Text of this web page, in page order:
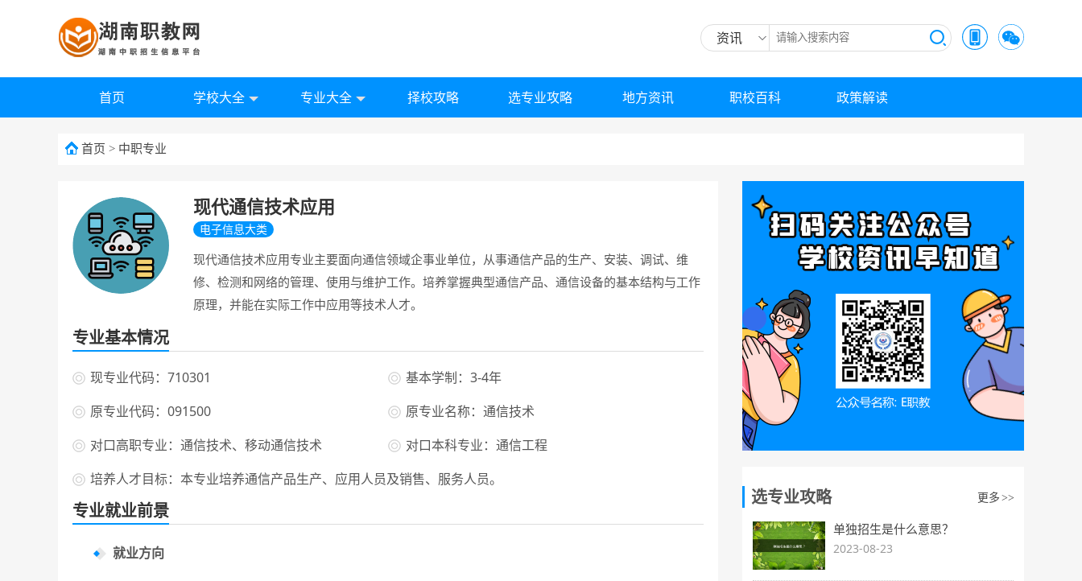
资讯
首页 学校大全 专业大全 择校攻略 选专业攻略 地方资讯 职校百科 政策解读
首页 > 中职专业
现代通信技术应用
电子信息大类
现代通信技术应用专业主要面向通信领域企事业单位，从事通信产品的生产、安装、调试、维
修、检测和网络的管理、使用与维护工作。培养掌握典型通信产品、通信设备的基本结构与工作
原理，并能在实际工作中应用等技术人才。
专业基本情况
现专业代码：710301
基本学制：3-4年
原专业代码：091500
原专业名称：通信技术
对口高职专业：通信技术、移动通信技术
对口本科专业：通信工程
培养人才目标：本专业培养通信产品生产、应用人员及销售、服务人员。
专业就业前景
就业方向
选专业攻略 更多 >>
单独招生是什么意思？
2023-08-23